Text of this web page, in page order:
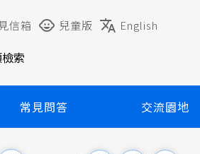
信箱 兒童版 English
索
常見問答 交流園地